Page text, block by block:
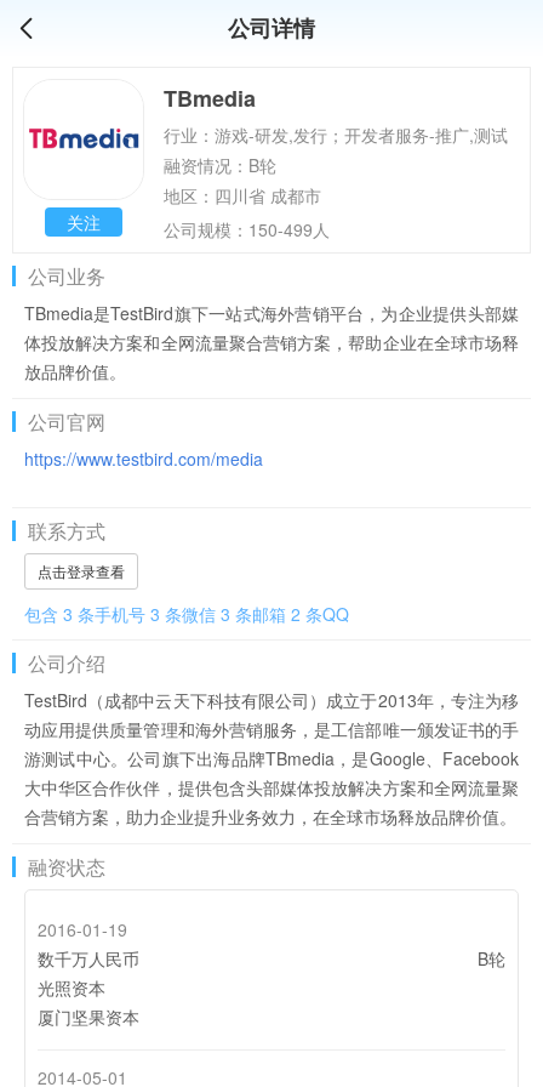
公司详情
关注
TBmedia
行业：游戏-研发,发行；开发者服务-推广,测试
融资情况：B轮
地区：四川省 成都市
公司规模：150-499人
公司业务
TBmedia是TestBird旗下一站式海外营销平台，为企业提供头部媒
体投放解决方案和全网流量聚合营销方案，帮助企业在全球市场释
放品牌价值。
公司官网
https://www.testbird.com/media
联系方式
点击登录查看
包含 3 条手机号 3 条微信 3 条邮箱 2 条QQ
公司介绍
TestBird（成都中云天下科技有限公司）成立于2013年，专注为移
动应用提供质量管理和海外营销服务，是工信部唯一颁发证书的手
游测试中心。公司旗下出海品牌TBmedia，是Google、Facebook
大中华区合作伙伴，提供包含头部媒体投放解决方案和全网流量聚
合营销方案，助力企业提升业务效力，在全球市场释放品牌价值。
融资状态
2016-01-19
B轮
数千万人民币
光照资本
厦门坚果资本
2014-05-01